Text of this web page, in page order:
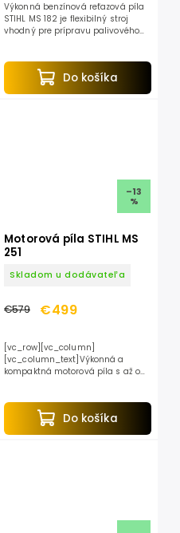
Do košíka
Výkonná benzínová reťazová píla
STIHL MS 182 je flexibilný stroj
vhodný pre prípravu palivového
úpravách a na...
–13
%
Motorová píla STIHL MS
251
Skladom u dodávateľa
€579 €499
Do košíka
[vc_row][vc_column]
[vc_column_text]Výkonná a
kompaktná motorová píla s až o
oproti konvenčným dvojtaktným
motorom...